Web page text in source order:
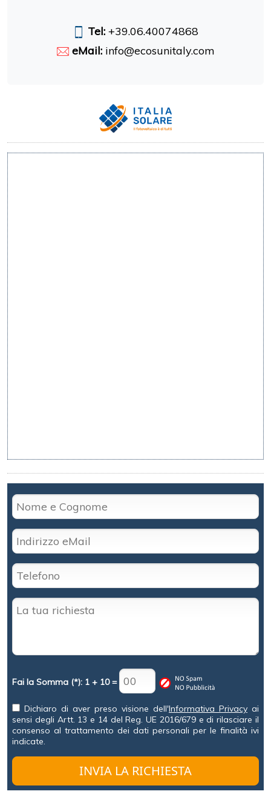
Tel: +39.06.40074868
eMail: info@ecosunitaly.com
Fai la Somma (*): 1 + 10 =
Dichiaro di aver preso visione dell'Informativa Privacy ai
sensi degli Artt. 13 e 14 del Reg. UE 2016/679 e di rilasciare il
consenso al trattamento dei dati personali per le finalità ivi
indicate.
INVIA LA RICHIESTA